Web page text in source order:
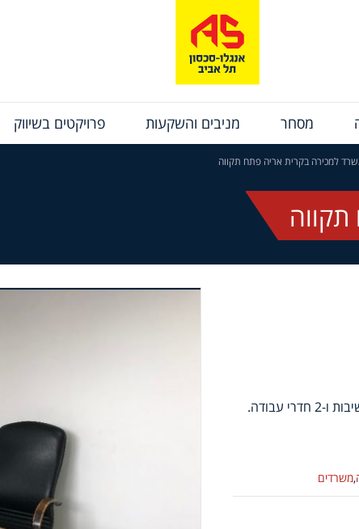
מסחר מניבים והשקעות פרויקטים בשיווק
למכירה בקרית אריה פתח תקווה
,משרדים